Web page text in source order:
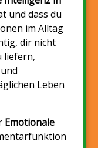
und dass du
im Alltag
dir nicht
liefern,
Leben
Emotionale